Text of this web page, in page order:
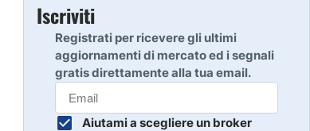
7
Inizia
Iscriviti
Registrati per ricevere gli ultimi
aggiornamenti di mercato ed i segnali
gratis direttamente alla tua email.
Aiutami a scegliere un broker